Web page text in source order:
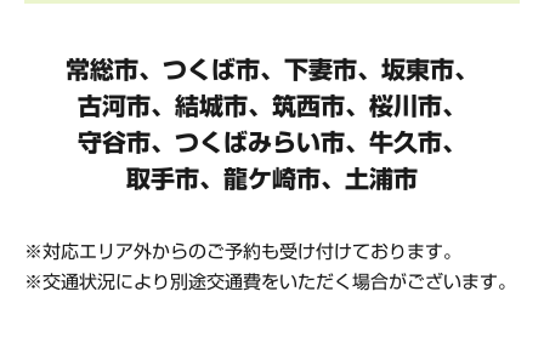
常総市、つくば市、下妻市、坂東市、
古河市、結城市、筑西市、桜川市、
守谷市、 つくばみらい市、牛久市、
取手市、龍ケ崎市、土浦市
対応エリア外からのご予約も受け付けております。
交通状況により別途交通費をいただく場合がございます。